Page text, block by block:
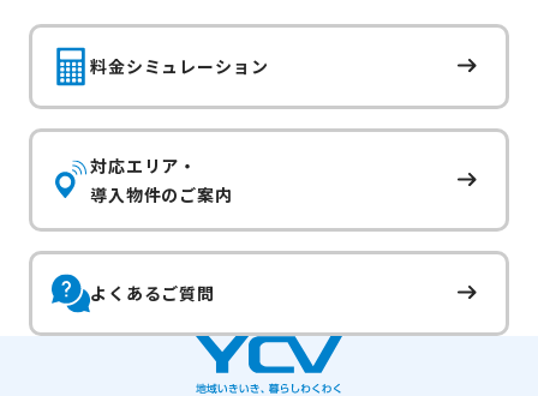
料金シミュレーション
対応エリア・
導入物件のご案内
よくあるご質問